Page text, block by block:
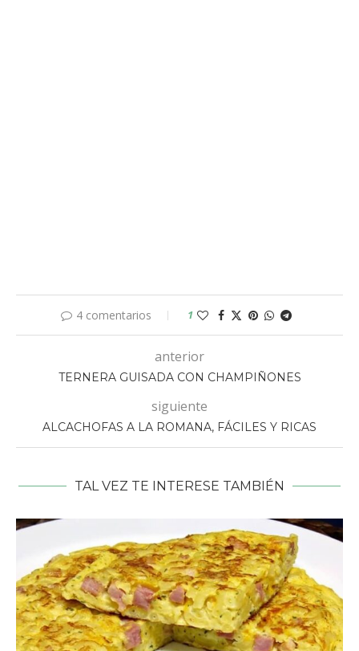
4 comentarios 1
anterior
TERNERA GUISADA CON CHAMPIÑONES
siguiente
ALCACHOFAS A LA ROMANA, FÁCILES Y RICAS
TAL VEZ TE INTERESE TAMBIÉN